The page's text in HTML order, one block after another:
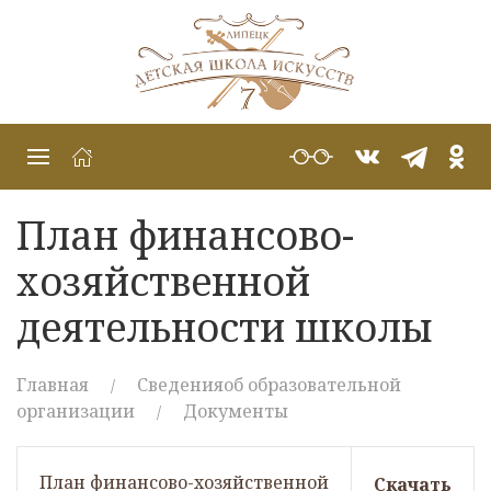
План финансово-
хозяйственной
деятельности школы
Главная
Сведенияоб образовательной
организации
Документы
План финансово-хозяйственной Скачать